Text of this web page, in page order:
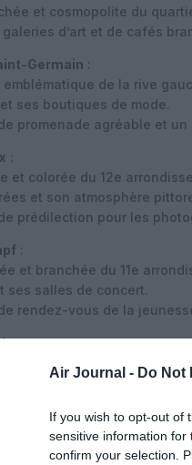
Air Journal - Do Not
If you wish to opt-out of
sensitive information
confirm your selection.
et cosmopolite du
d’art et de cafés
Germain :
emblématique de la rive
ses boutiques de mode.
promenade agréable et
:
et colorée du 12e
et son atmosphère
prédilection pour les
:
et branchée du 11e
ses salles de concert.
rendez-vous de la
:
du 8e
de luxe.
de l’élégance et du
un aperçu de la diversité
de culture, de shopping